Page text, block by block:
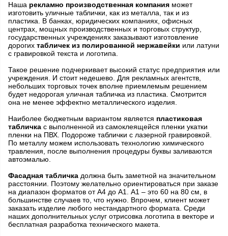
Наша рекламно производственная компания может
изготовить уличные таблички, как из металла, так и из
пластика. В банках, юридических компаниях, офисных
центрах, мощных производственных и торговых структур,
государственных учреждениях заказывают изготовление
дорогих табличек из полированной нержавейки или латуни
с гравировкой текста и логотипа.
Такое решение подчеркивает высокий статус предприятия или
учреждения. И стоит недешево. Для рекламных агентств,
небольших торговых точек вполне приемлемым решением
будет недорогая уличная табличка из пластика. Смотрится
она не менее эффектно металлического изделия.
Наиболее бюджетным вариантом является пластиковая
табличка с выполненной из самоклеящейся пленки укатки
пленки на ПВХ. Подороже таблички с лазерной гравировкой.
По металлу можем использовать технологию химического
травления, после выполнения процедуры буквы заливаются
автоэмалью.
Фасадная табличка должна быть заметной на значительном
расстоянии. Поэтому желательно ориентироваться при заказе
на диапазон форматов от А4 до А1. А1 – это 60 на 80 см, в
большинстве случаев то, что нужно. Впрочем, клиент может
заказать изделие любого нестандартного формата. Среди
наших дополнительных услуг отрисовка логотипа в векторе и
бесплатная разработка технического макета.